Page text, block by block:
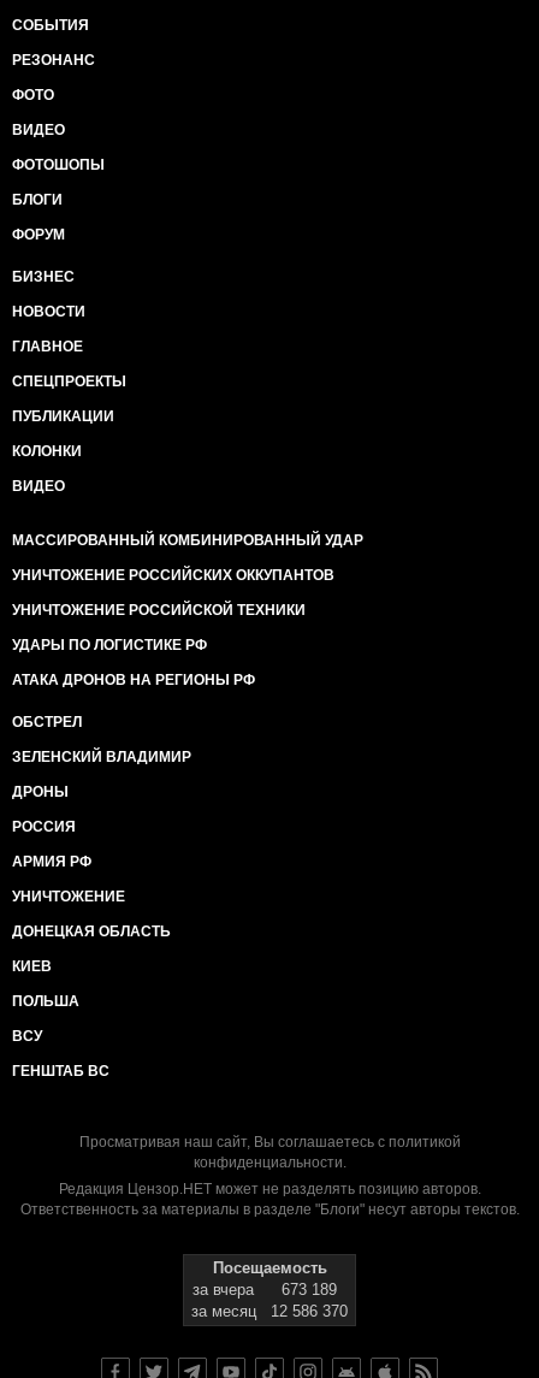
СОБЫТИЯ
РЕЗОНАНС
ФОТО
ВИДЕО
ФОТОШОПЫ
БЛОГИ
ФОРУМ
БИЗНЕС
НОВОСТИ
ГЛАВНОЕ
СПЕЦПРОЕКТЫ
ПУБЛИКАЦИИ
КОЛОНКИ
ВИДЕО
МАССИРОВАННЫЙ КОМБИНИРОВАННЫЙ УДАР
УНИЧТОЖЕНИЕ РОССИЙСКИХ ОККУПАНТОВ
УНИЧТОЖЕНИЕ РОССИЙСКОЙ ТЕХНИКИ
УДАРЫ ПО ЛОГИСТИКЕ РФ
АТАКА ДРОНОВ НА РЕГИОНЫ РФ
ОБСТРЕЛ
ЗЕЛЕНСКИЙ ВЛАДИМИР
ДРОНЫ
РОССИЯ
АРМИЯ РФ
УНИЧТОЖЕНИЕ
ДОНЕЦКАЯ ОБЛАСТЬ
КИЕВ
ПОЛЬША
ВСУ
ГЕНШТАБ ВС
Просматривая наш сайт, Вы соглашаетесь с политикой
конфиденциальности.
Редакция Цензор.НЕТ может не разделять позицию авторов.
Ответственность за материалы в разделе "Блоги" несут авторы текстов.
Посещаемость
за вчера
673 189
за месяц
12 586 370